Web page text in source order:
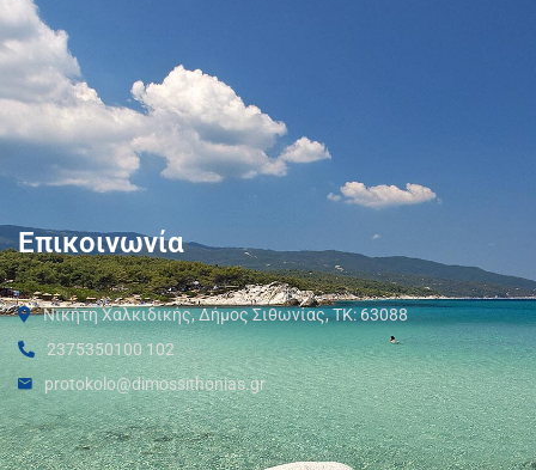
Επικοινωνία
Νικήτη Χαλκιδικής, Δήμος Σιθωνίας, ΤΚ: 63088
2375350100 102
protokolo@dimossithonias.gr